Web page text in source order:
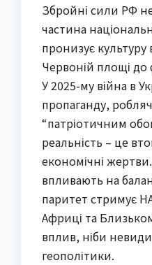
Збройні сили РФ
частина
пронизує культуру
Червоній площі до
У 2025-му війна в
пропаганду,
“патріотичним
реальність – це
економічні
впливають на
паритет стримує
Африці та
вплив, ніби
геополітики.